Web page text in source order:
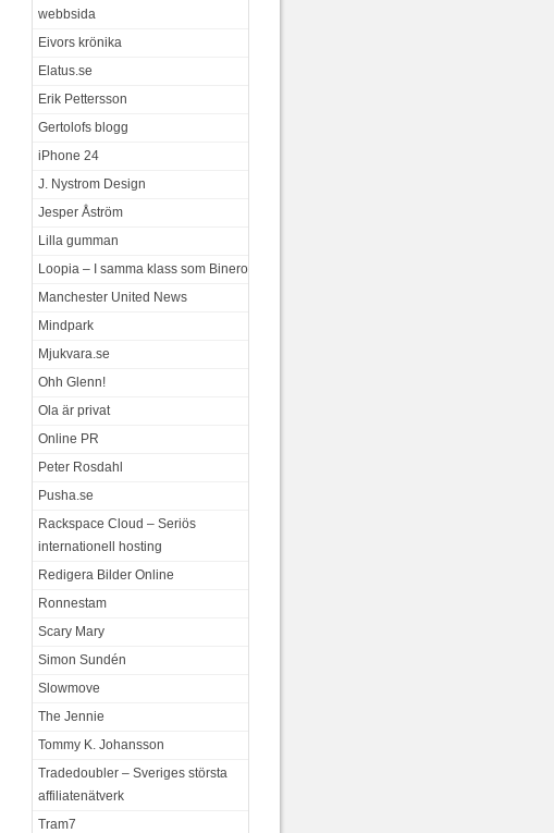
webbsida
Eivors krönika
Elatus.se
Erik Pettersson
Gertolofs blogg
iPhone 24
J. Nystrom Design
Jesper Åström
Lilla gumman
Loopia – I samma klass som Binero
Manchester United News
Mindpark
Mjukvara.se
Ohh Glenn!
Ola är privat
Online PR
Peter Rosdahl
Pusha.se
Rackspace Cloud – Seriös
internationell hosting
Redigera Bilder Online
Ronnestam
Scary Mary
Simon Sundén
Slowmove
The Jennie
Tommy K. Johansson
Tradedoubler – Sveriges största
affiliatenätverk
Tram7